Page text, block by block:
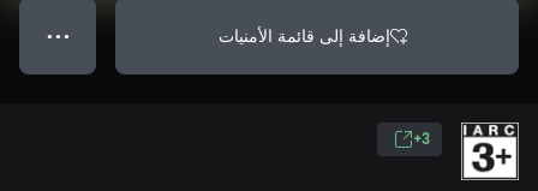
إضافة إلى قائمة الأمنيات ● ● ●
3+